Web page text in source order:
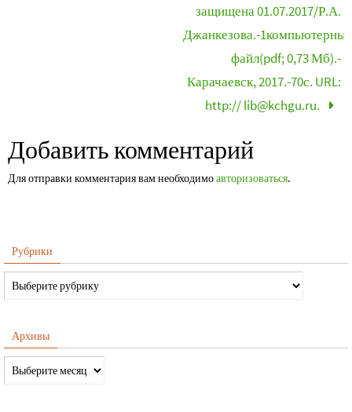
защищена 01.07.2017/Р.А.
Джанкезова.-1компьютерный
файл(pdf; 0,73 Мб).-
Карачаевск, 2017.-70с. URL:
http:// lib@kchgu.ru.
Добавить комментарий
Для отправки комментария вам необходимоавторизоваться.
Рубрики
Архивы